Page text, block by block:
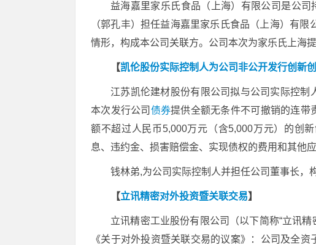
益海嘉里家乐氏食品（上海）有限公司是公
（郭孔丰）担任益海嘉里家乐氏食品（上海）有
情形，构成本公司关联方。公司本次为家乐氏上海
【凯伦股份实际控制人为公司非公开发行创新
江苏凯伦建材股份有限公司拟与公司实际控
本次发行公司 债券提供全额无条件不可撤销的连带
额不超过人民币5,000万元（含5,000万元）的创
息、违约金、损害赔偿金、实现债权的费用和其他应
钱林弟,为公司实际控制人并担任公司董事长，
【立讯精密对外投资暨关联交易】
立讯精密工业股份有限公司（以下简称“立讯
《关于对外投资暨关联交易的议案》：公司及全